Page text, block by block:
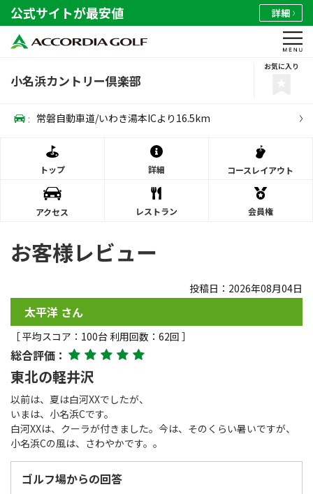
公式サイトが最安値 詳細
小名浜カントリー倶楽部
お気に入り
: 常磐自動車道/いわき湯本ICより16.5km
トップ 詳細 コースレイアウト
アクセス レストラン 会員権
お客様レビュー
太平洋 さん
［ 平均スコア：100台 利用回数：62回 ］
投稿日：2026年08月04日
総合評価：
東北の軽井沢
以前は、夏は白河XXでしたが、
いまは、小名浜Cです。
白河XXは、クーラが付きました。今は、そのくらい暑いですが、
小名浜Cの風は、さわやかです。。
ゴルフ場からの回答